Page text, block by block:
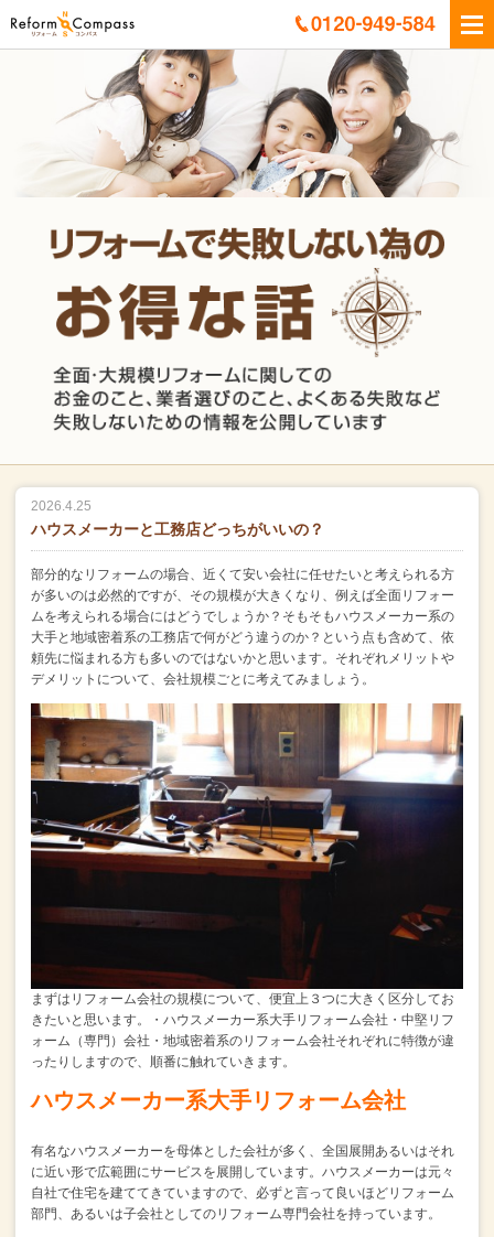
2026.4.25
ハウスメーカーと工務店どっちがいいの？
部分的なリフォームの場合、 近くて安い会社に任せたいと考えられる方
が多いのは必然的ですが、 その規模が大きくなり、例えば全面リフォー
ムを考えられる場合にはどうでしょうか？ そもそもハウスメーカー系の
大手と地域密着系の工務店で何がどう違うのか？ という点も含めて、依
頼先に悩まれる方も多いのではないかと思います。 それぞれメリットや
デメリットについて、会社規模ごとに考えてみましょう。
まずはリフォーム会社の規模について、便宜上３つに大きく区分してお
きたいと思います。
・ハウスメーカー系大手リフォーム会社 ・中堅リフ
ォーム（専門）会社 ・地域密着系のリフォーム会社それぞれに特徴が違
ったりしますので、順番に触れていきます。
ハウスメーカー系大手リフォーム会社
有名なハウスメーカーを母体とした会社が多く、 全国展開あるいはそれ
に近い形で広範囲にサービスを展開しています。 ハウスメーカーは元々
自社で住宅を建ててきていますので、 必ずと言って良いほどリフォーム
部門、あるいは子会社としてのリフォーム専門会社を持っています。